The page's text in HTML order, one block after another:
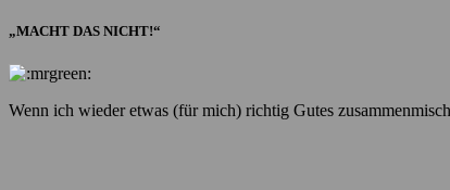
„MACHT DAS NICHT!“
Wenn ich wieder etwas (für mich) richtig Gutes